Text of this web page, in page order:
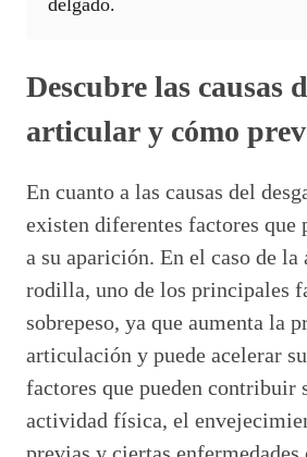
delgado.
Descubre las causas
articular y cómo
En cuanto a las causas del
existen diferentes factores que
a su aparición. En el caso de
rodilla, uno de los principales
sobrepeso, ya que aumenta la
articulación y puede acelerar
factores que pueden contribuir
actividad física, el